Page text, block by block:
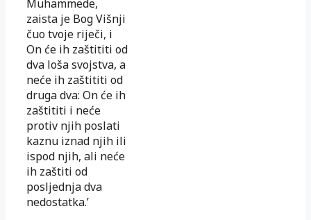
Muhammede,
zaista je Bog Višnji
čuo tvoje riječi, i
On će ih zaštititi od
dva loša svojstva, a
neće ih zaštititi od
druga dva: On će ih
zaštititi i neće
protiv njih poslati
kaznu iznad njih ili
ispod njih, ali neće
ih zaštiti od
posljednja dva
nedostatka.’